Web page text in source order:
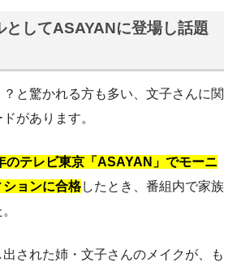
としてASAYANに登場し話題
と驚かれる方も多い、文子さんに関
があります。
のテレビ東京「ASAYAN」でモーニ
ションに合格したとき、番組内で家族
された姉・文子さんのメイクが、も